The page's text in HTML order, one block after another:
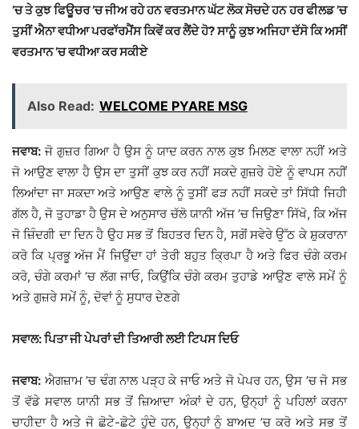
’ਚ ਤੇ ਕੁਝ ਫਿਊਚਰ ’ਚ ਜੀਅ ਰਹੇ ਹਨ ਵਰਤਮਾਨ ਘੱਟ ਲੋਕ ਸੋਚਦੇ ਹਨ ਹਰ ਫੀਲਡ ’ਚ
ਤੁਸੀਂ ਐਨਾ ਵਧੀਆ ਪਰਫਾੱਰਮੈਂਸ ਕਿਵੇਂ ਕਰ ਲੈਂਦੇ ਹੋ? ਸਾਨੂੰ ਕੁਝ ਅਜਿਹਾ ਦੱਸੋ ਕਿ ਅਸੀਂ
ਵਰਤਮਾਨ ’ਚ ਵਧੀਆ ਕਰ ਸਕੀਏ
Also Read: WELCOME PYARE MSG
ਜਵਾਬ: ਜੋ ਗੁਜ਼ਰ ਗਿਆ ਹੈ ਉਸ ਨੂੰ ਯਾਦ ਕਰਨ ਨਾਲ ਕੁਝ ਮਿਲਣ ਵਾਲਾ ਨਹੀਂ ਅਤੇ
ਜੋ ਆਉਣ ਵਾਲਾ ਹੈ ਉਸ ਦਾ ਤੁਸੀਂ ਕੁਝ ਕਰ ਨਹੀਂ ਸਕਦੇ ਗੁਜ਼ਰੇ ਹੋਏ ਨੂੰ ਵਾਪਸ ਨਹੀਂ
ਲਿਆਂਦਾ ਜਾ ਸਕਦਾ ਅਤੇ ਆਉਣ ਵਾਲੇ ਨੂੰ ਤੁਸੀਂ ਫੜ ਨਹੀਂ ਸਕਦੇ ਤਾਂ ਸਿੱਧੀ ਜਿਹੀ
ਗੱਲ ਹੈ, ਜੋ ਤੁਹਾਡਾ ਹੈ ਉਸ ਦੇ ਅਨੁਸਾਰ ਚੱਲੋ ਯਾਨੀ ਅੱਜ ’ਚ ਜਿਉਣਾ ਸਿੱਖੋ, ਕਿ ਅੱਜ
ਜੋ ਜ਼ਿੰਦਗੀ ਦਾ ਦਿਨ ਹੈ ਉਹ ਸਭ ਤੋਂ ਬਿਹਤਰ ਦਿਨ ਹੈ, ਸਗੋਂ ਸਵੇਰੇ ਉੱਠ ਕੇ ਸ਼ੁਕਰਾਨਾ
ਕਰੋ ਕਿ ਪ੍ਰਭੂ ਅੱਜ ਮੈਂ ਜਿਉਂਦਾ ਹਾਂ ਤੇਰੀ ਬਹੁਤ ਕ੍ਰਿਪਾ ਹੈ ਅਤੇ ਫਿਰ ਚੰਗੇ ਕਰਮ
ਕਰੋ, ਚੰਗੇ ਕਰਮਾਂ ’ਚ ਲੱਗ ਜਾਓ, ਕਿਉਂਕਿ ਚੰਗੇ ਕਰਮ ਤੁਹਾਡੇ ਆਉਣ ਵਾਲੇ ਸਮੇਂ ਨੂੰ
ਅਤੇ ਗੁਜ਼ਰੇ ਸਮੇਂ ਨੂੰ, ਦੋਵਾਂ ਨੂੰ ਸੁਧਾਰ ਦੇਣਗੇ
ਸਵਾਲ: ਪਿਤਾ ਜੀ ਪੇਪਰਾਂ ਦੀ ਤਿਆਰੀ ਲਈ ਟਿਪਸ ਦਿਓ
ਜਵਾਬ: ਐਗਜ਼ਾਮ ’ਚ ਢੰਗ ਨਾਲ ਪੜ੍ਹ ਕੇ ਜਾਓ ਅਤੇ ਜੋ ਪੇਪਰ ਹਨ, ਉਸ ’ਚ ਜੋ ਸਭ
ਤੋਂ ਵੱਡੇ ਸਵਾਲ ਯਾਨੀ ਸਭ ਤੋਂ ਜ਼ਿਆਦਾ ਅੰਕਾਂ ਦੇ ਹਨ, ਉਨ੍ਹਾਂ ਨੂੰ ਪਹਿਲਾਂ ਕਰਨਾ
ਚਾਹੀਦਾ ਹੈ ਅਤੇ ਜੋ ਛੋਟੇ-ਛੋਟੇ ਹੁੰਦੇ ਹਨ, ਉਨ੍ਹਾਂ ਨੂੰ ਬਾਅਦ ’ਚ ਕਰੋ ਅਤੇ ਸਭ ਤੋਂ